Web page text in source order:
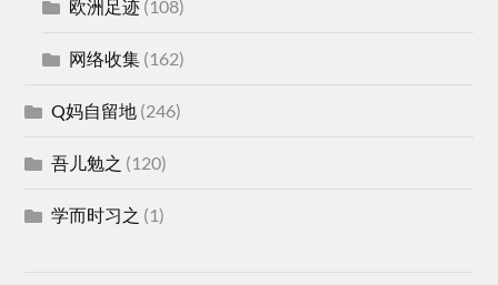
欧洲足迹 (108)
网络收集 (162)
Q妈自留地 (246)
吾儿勉之 (120)
学而时习之 (1)